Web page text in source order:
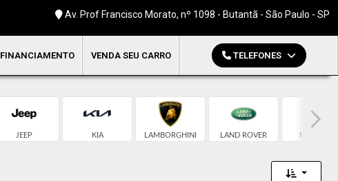
Av. Prof Francisco Morato, nº 1098 - Butantã - São Paulo - SP
FINANCIAMENTO VENDA SEU CARRO TELEFONES
JEEP KIA LAMBORGHINI LAND ROVER MCLAREN
Toggle